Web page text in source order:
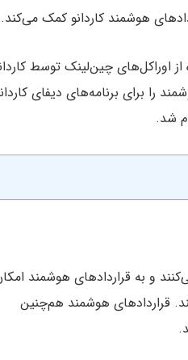
هوشمند کاردانو کمک می‌کند.
اوراکل‌های چین‌لینک توسط
را برای برنامه‌های دیفای
و به قراردادهای هوشمند
قراردادهای هوشمند هم‌چنین